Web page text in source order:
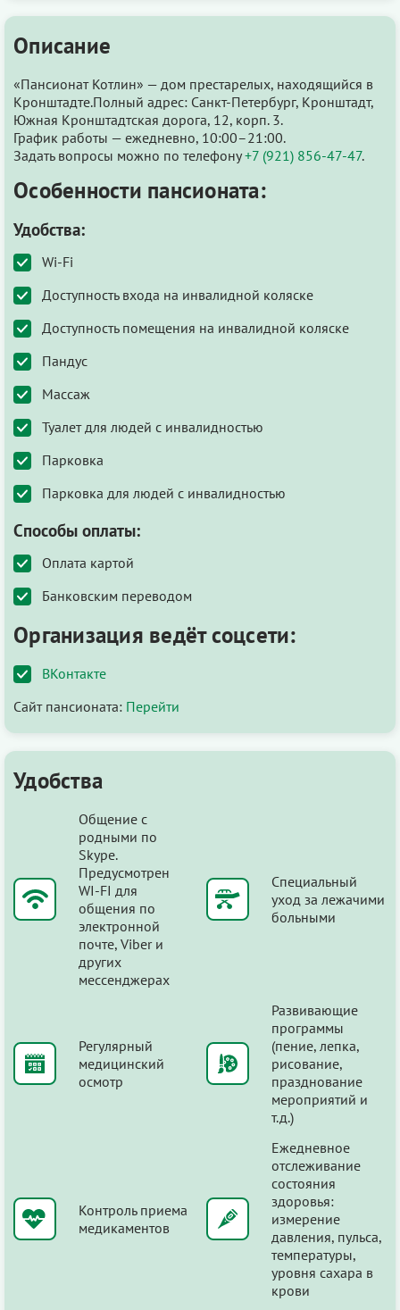
Описание
«Пансионат Котлин» — дом престарелых, находящийся в
Кронштадте.Полный адрес: Санкт-Петербург, Кронштадт,
Южная Кронштадтская дорога, 12, корп. 3.
График работы — ежедневно, 10:00–21:00.
Задать вопросы можно по телефону+7 (921) 856-47-47.
Особенности пансионата:
Удобства:
Wi-Fi
Доступность входа на инвалидной коляске
Доступность помещения на инвалидной коляске
Пандус
Массаж
Туалет для людей с инвалидностью
Парковка
Парковка для людей с инвалидностью
Способы оплаты:
Оплата картой
Банковским переводом
Организация ведёт соцсети:
ВКонтакте
Сайт пансионата: Перейти
Удобства
Общение с
родными по
Skype.
Предусмотрен
WI-FI для
общения по
электронной
почте, Viber и
других
мессенджерах
Специальный
уход за лежачими
больными
Регулярный
медицинский
осмотр
Развивающие
программы
(пение, лепка,
рисование,
празднование
мероприятий и
т.д.)
Контроль приема
медикаментов
Ежедневное
отслеживание
состояния
здоровья:
измерение
давления, пульса,
температуры,
уровня сахара в
крови